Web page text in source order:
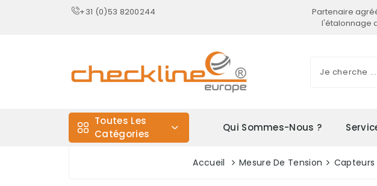
+31 (0)53 8200244
Partenaire
l'étalonnage
Toutes Les
Catégories
Qui Sommes-Nous ?
Accueil Mesure De Tension Capteurs